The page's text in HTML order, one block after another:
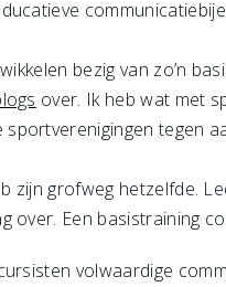
bezig van zo’n
over. Ik heb wat met
tegen
zijn grofweg hetzelfde.
over. Een basistraining
volwaardige